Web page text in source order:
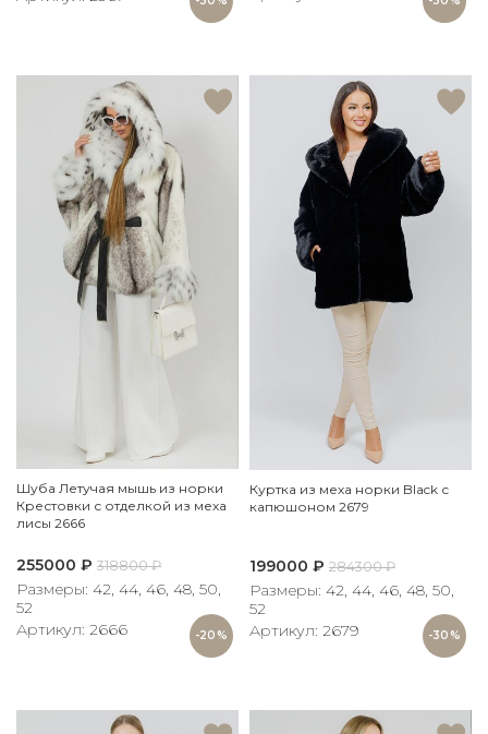
-20%
Шуба Летучая мышь из норки
Крестовки с отделкой из меха
лисы 2666
255000 ₽ 318800₽
Размеры: 42, 44, 46, 48, 50,
52
Артикул: 2666
-30%
Куртка из меха норки Black с
капюшоном 2679
199000 ₽ 284300₽
Размеры: 42, 44, 46, 48, 50,
52
Артикул: 2679